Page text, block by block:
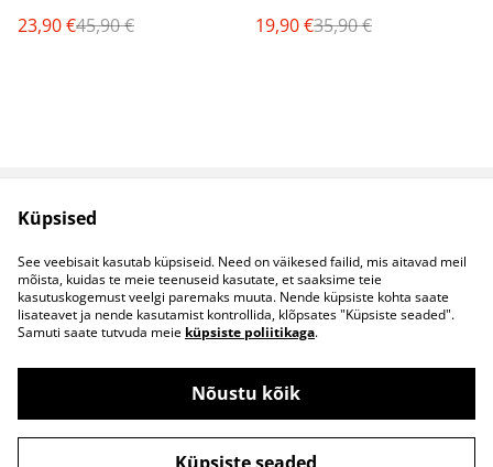
23,90 €45,90 €
19,90 €35,90 €
Müügitingimused
Küpsised
Kontaktid
B2B koostöö
©2026S&S Riided
Küpsised
See veebisait kasutab küpsiseid. Need on väikesed failid, mis aitavad meil
mõista, kuidas te meie teenuseid kasutate, et saaksime teie
kasutuskogemust veelgi paremaks muuta. Nende küpsiste kohta saate
lisateavet ja nende kasutamist kontrollida, klõpsates "Küpsiste seaded".
Samuti saate tutvuda meie küpsiste poliitikaga.
Nõustu kõik